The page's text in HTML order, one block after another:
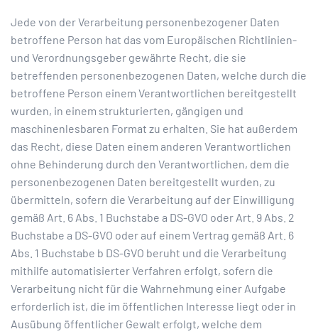
Jede von der Verarbeitung personenbezogener Daten
betroffene Person hat das vom Europäischen Richtlinien-
und Verordnungsgeber gewährte Recht, die sie
betreffenden personenbezogenen Daten, welche durch die
betroffene Person einem Verantwortlichen bereitgestellt
wurden, in einem strukturierten, gängigen und
maschinenlesbaren Format zu erhalten. Sie hat außerdem
das Recht, diese Daten einem anderen Verantwortlichen
ohne Behinderung durch den Verantwortlichen, dem die
personenbezogenen Daten bereitgestellt wurden, zu
übermitteln, sofern die Verarbeitung auf der Einwilligung
gemäß Art. 6 Abs. 1 Buchstabe a DS-GVO oder Art. 9 Abs. 2
Buchstabe a DS-GVO oder auf einem Vertrag gemäß Art. 6
Abs. 1 Buchstabe b DS-GVO beruht und die Verarbeitung
mithilfe automatisierter Verfahren erfolgt, sofern die
Verarbeitung nicht für die Wahrnehmung einer Aufgabe
erforderlich ist, die im öffentlichen Interesse liegt oder in
Ausübung öffentlicher Gewalt erfolgt, welche dem